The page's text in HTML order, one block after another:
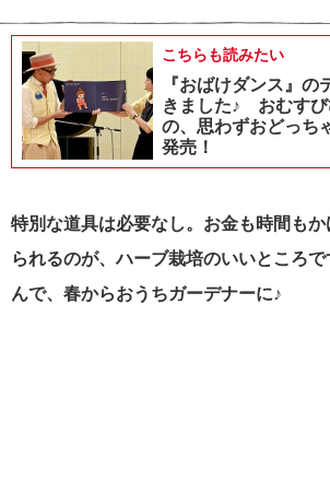
こちらも読みたい
『おばけダンス』の
きました♪ おむすび
の、思わずおどっち
発売！
特別な道具は必要なし。お金も時間も
られるのが、ハーブ栽培のいいところ
んで、春からおうちガーデナーに♪